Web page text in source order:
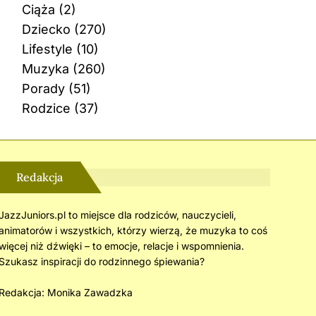
Ciąża (2)
Dziecko (270)
Lifestyle (10)
Muzyka (260)
Porady(51)
Rodzice (37)
Redakcja
to miejsce dla rodziców, nauczycieli,
i wszystkich, którzy wierzą, że muzyka to coś
niż dźwięki – to emocje, relacje i wspomnienia.
inspiracji do rodzinnego śpiewania?
Monika Zawadzka